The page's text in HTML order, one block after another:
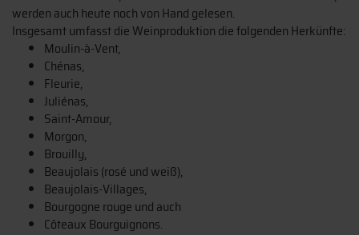
werden auch heute noch von Hand gelesen.
Insgesamt umfasst die Weinproduktion die folgenden Herkünfte:
Moulin-à-Vent,
Chénas,
Fleurie,
Juliénas,
Saint-Amour,
Morgon,
Brouilly,
Beaujolais (rosé und weiß),
Beaujolais-Villages,
Bourgogne rouge und auch
Côteaux Bourguignons.